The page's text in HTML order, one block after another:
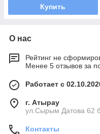
Купить
О нас
Рейтинг не
Менее 5 отзывов за
Работает с
г. Атырау
ул.Сырым Датова 62
Контакты